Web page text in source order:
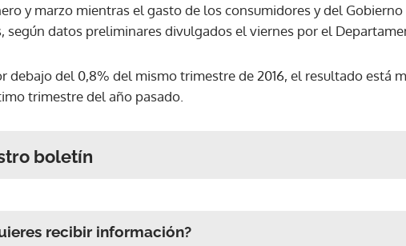
y marzo mientras el gasto de los consumidores y del Gobierno
según datos preliminares divulgados el viernes por el
debajo del 0,8% del mismo trimestre de 2016, el resultado está
trimestre del año pasado.
boletín
recibir información?